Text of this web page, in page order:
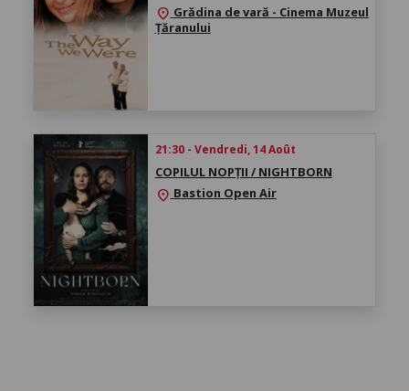
location_on Grădina de vară - Cinema Muzeul
Țăranului
21:30 - Vendredi, 14 Août
COPILUL NOPȚII / NIGHTBORN
location_on Bastion Open Air